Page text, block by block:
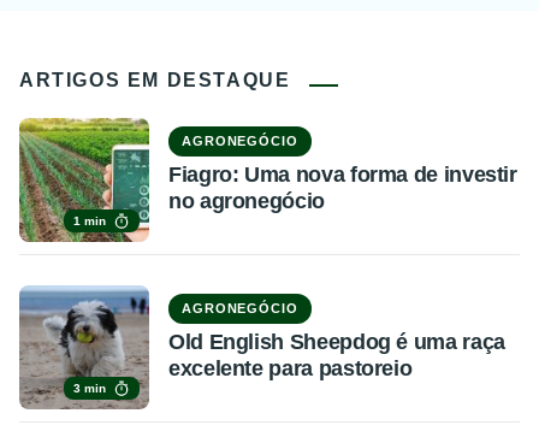
ARTIGOS EM DESTAQUE
1 min
AGRONEGÓCIO
Fiagro: Uma nova forma de investir
no agronegócio
3 min
AGRONEGÓCIO
Old English Sheepdog é uma raça
excelente para pastoreio